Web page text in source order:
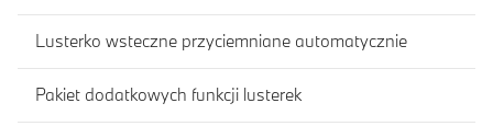
Lusterko wsteczne przyciemniane automatycznie
Pakiet dodatkowych funkcji lusterek